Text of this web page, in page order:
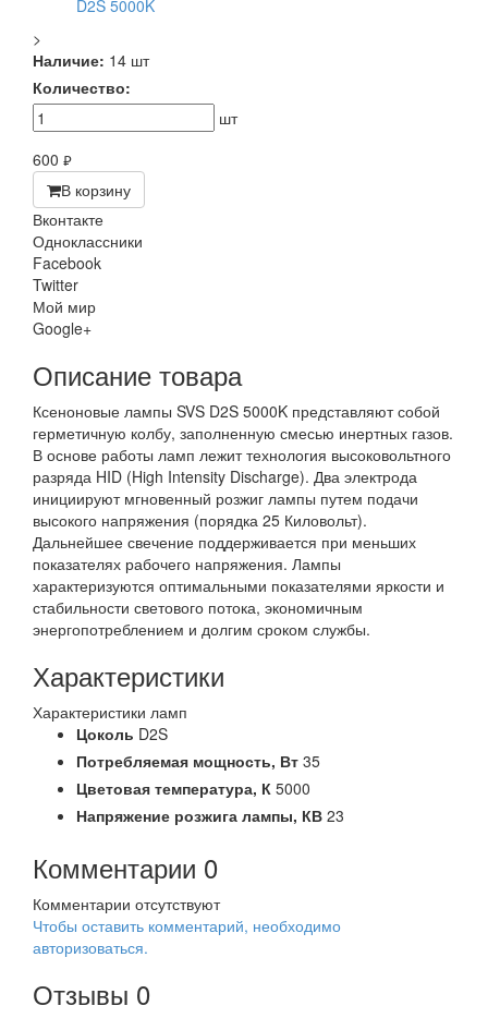
>
Наличие: 14 шт
Количество:
шт
600 руб.
В корзину
Вконтакте
Одноклассники
Facebook
Twitter
Мой мир
Google+
Описание товара
Ксеноновые лампы SVS D2S 5000K представляют собой
герметичную колбу, заполненную смесью инертных газов.
В основе работы ламп лежит технология высоковольтного
разряда HID (High Intensity Discharge). Два электрода
инициируют мгновенный розжиг лампы путем подачи
высокого напряжения (порядка 25 Киловольт).
Дальнейшее свечение поддерживается при меньших
показателях рабочего напряжения. Лампы
характеризуются оптимальными показателями яркости и
стабильности светового потока, экономичным
энергопотреблением и долгим сроком службы.
Характеристики
Характеристики ламп
Цоколь D2S
Потребляемая мощность, Вт 35
Цветовая температура, К 5000
Напряжение розжига лампы, КВ 23
Комментарии 0
Комментарии отсутствуют
Чтобы оставить комментарий, необходимо
авторизоваться.
Отзывы 0